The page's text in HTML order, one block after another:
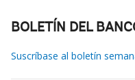
BOLETÍN DEL
Suscríbase al boletín